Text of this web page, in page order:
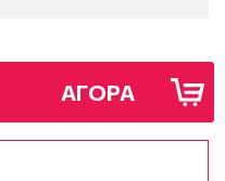
ΑΓΟΡΑ